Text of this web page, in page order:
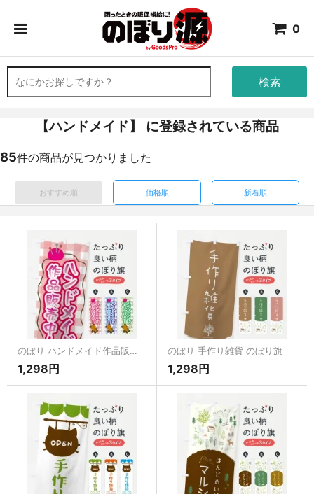
0
検索
【ハンドメイド】 に登録されている商品
85件の商品が見つかりました
おすすめ順 価格順 新着順
のぼり ハンドメイド作品販売中 のぼり旗
1,298円
のぼり 手作り雑貨 のぼり旗
1,298円